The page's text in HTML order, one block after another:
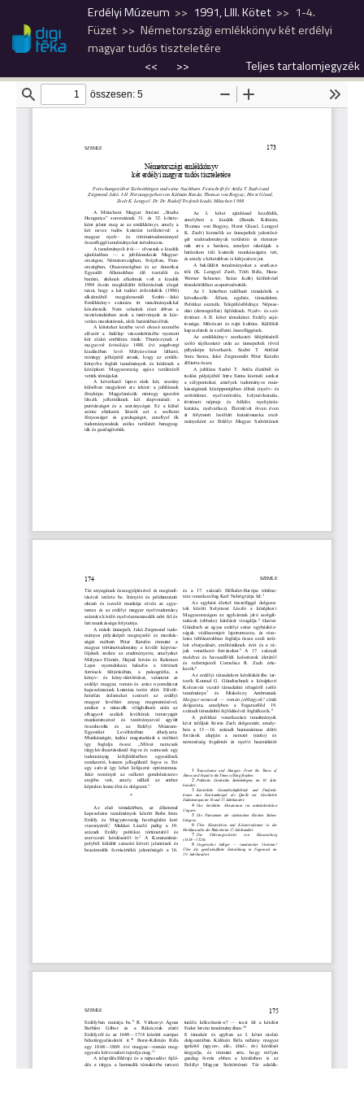
Erdélyi Múzeum 1991, LIII. Kötet
1-4.
Füzet
Németországi emlékkönyv két erdélyi
magyar tudós tiszteletére
<<
>> Teljes tartalomjegyzék